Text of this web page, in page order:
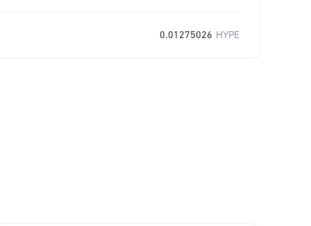
0.01275026 HYPE